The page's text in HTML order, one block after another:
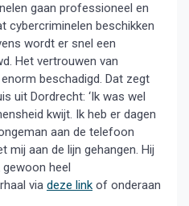
gaan professioneel en
cybercriminelen beschikken
wordt er snel een
Het vertrouwen van
beschadigd. Dat zegt
uit Dordrecht: ‘Ik was wel
kwijt. Ik heb er dagen
aan de telefoon
mij aan de lijn gehangen. Hij
gewoon heel
via deze link of onderaan